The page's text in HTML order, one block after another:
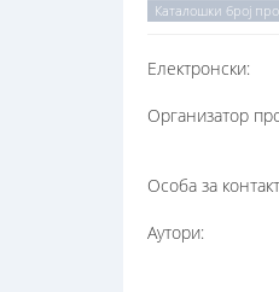
Каталошки број
Електронски:
Организатор
Особа за
Аутори: